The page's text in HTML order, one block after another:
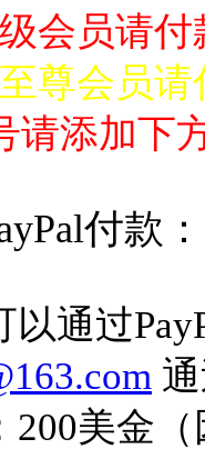
会员请付
尊会员请
请添加下
付款：
以通过
200美金